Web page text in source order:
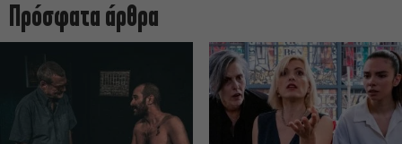
Πρόσφατα άρθρα